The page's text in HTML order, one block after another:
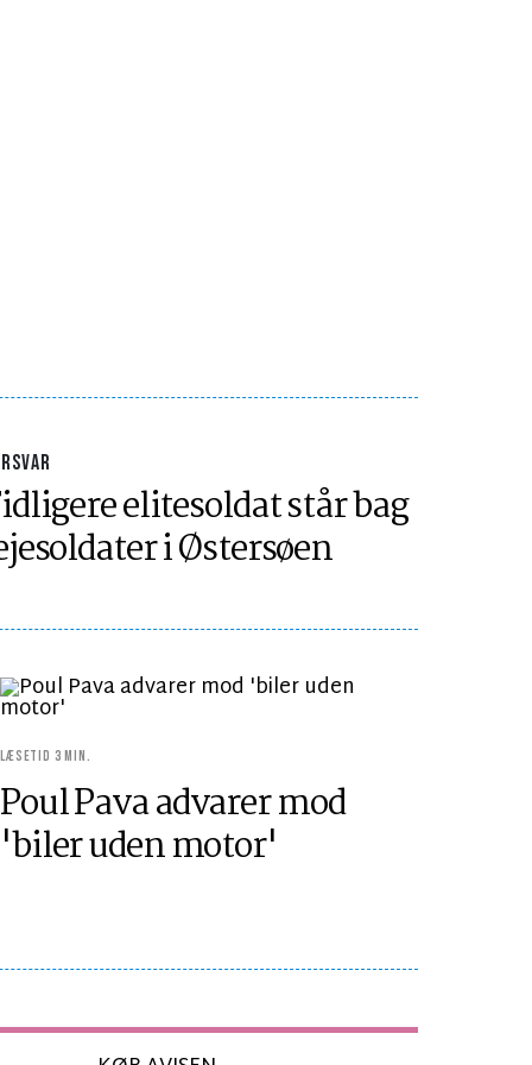
elitesoldat står bag
i Østersøen
LÆSETID 3 MIN.
Poul Pava advarer mod
'biler uden motor'